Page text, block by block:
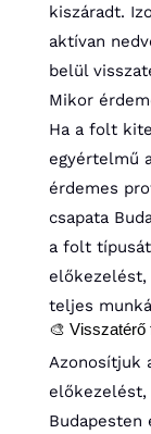
kiszáradt.
aktívan
belül
Mikor
Ha a folt
egyértelmű
érdemes
csapata
a folt
előkezelést,
teljes
🎨 Visszatérő
Azonosítjuk
előkezelést,
Budapesten